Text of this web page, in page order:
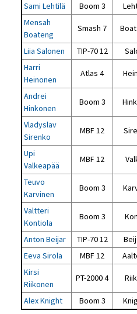
Sami Lehtilä Boom 3
Mensah
Boateng
Smash 7
Liia Salonen TIP-70 12
Harri
Heinonen
Atlas 4
Andrei
Hinkonen
Boom 3
Vladyslav
Sirenko
MBF 12
Upi
Valkeapää
MBF 12
Teuvo
Karvinen
Boom 3
Valtteri
Kontiola
Boom 3
Anton Beijar TIP-70 12
Eeva Sirola
MBF 12
Kirsi
Riikonen
PT-2000 4
Alex Knight Boom 3